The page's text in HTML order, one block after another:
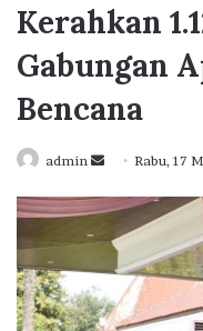
Kerahkan
Gabungan
Bencana
admin
Send
email
Rabu, 17